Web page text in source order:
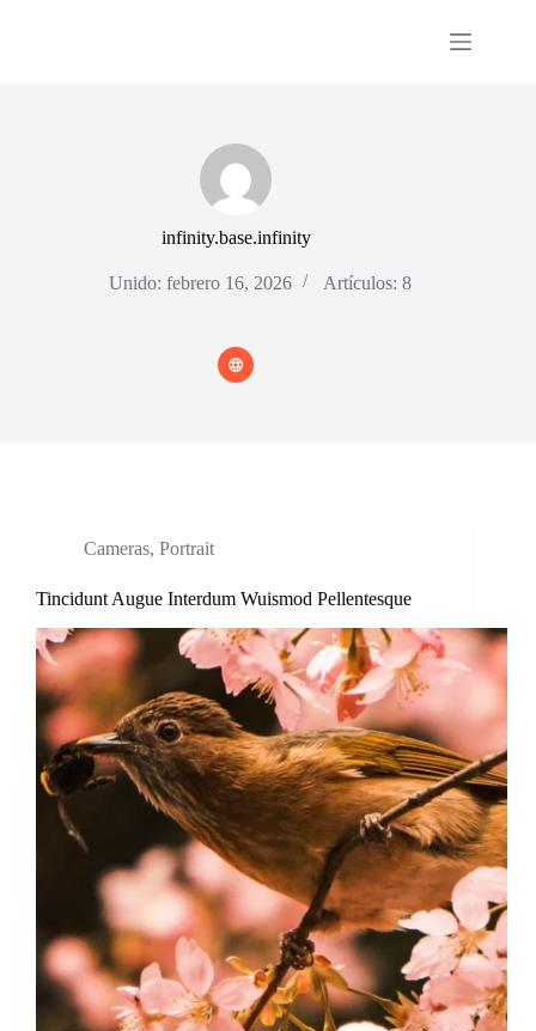
infinity.base.infinity
Unido: febrero 16, 2026 Artículos: 8
Cameras, Portrait
Tincidunt Augue Interdum Wuismod Pellentesque